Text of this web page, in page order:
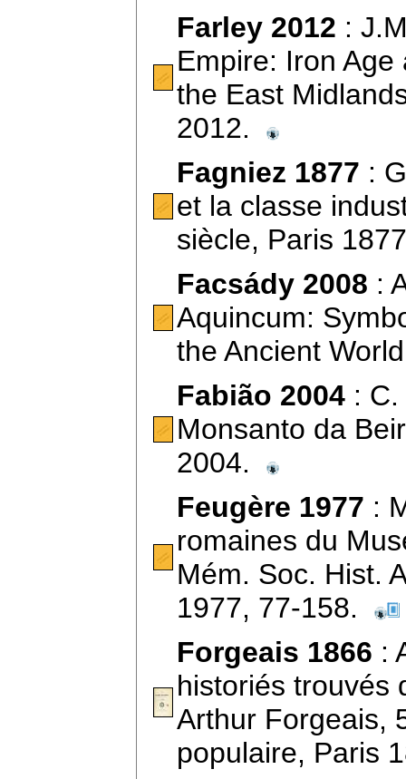
Farley 2012 :
Empire: Iron
the East
2012.
Fagniez 1877 :
et la classe
siècle, Paris
Facsády 2008 :
Aquincum:
the Ancient
Fabião 2004 :
Monsanto da
2004.
Feugère 1977 :
romaines du
Mém. Soc. Hist.
1977, 77-158.
Forgeais 1866 :
historiés trouvés
Arthur Forgeais,
populaire, Paris